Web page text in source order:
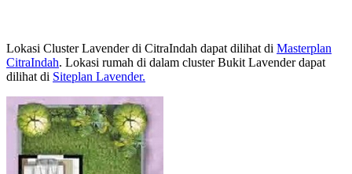
Lokasi Cluster Lavender di CitraIndah dapat dilihat di Masterplan
CitraIndah. Lokasi rumah di dalam cluster Bukit Lavender dapat
dilihat di Siteplan Lavender.